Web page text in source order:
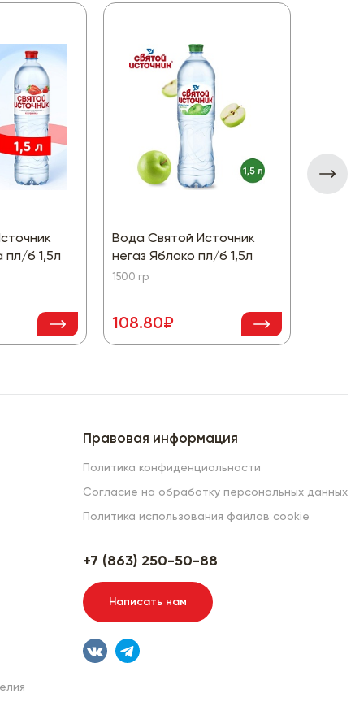
пл/б 1,5л
Вода Святой Источник
негаз Яблоко пл/б 1,5л
1500 гр
108.80₽
Правовая информация
Политика конфиденциальности
Согласие на обработку персональных данных
Политика использования файлов cookie
+7 (863) 250-50-88
Написать нам